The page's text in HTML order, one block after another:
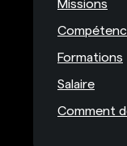
Formations
Salaire
Comment